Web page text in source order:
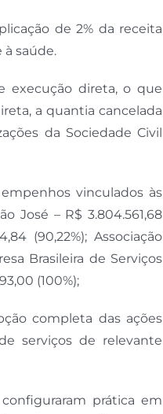
de 2% da receita
saúde.
execução direta, o que
a quantia cancelada
da Sociedade Civil
vinculados às
José – R$ 3.804.561,68
(90,22%); Associação
Brasileira de Serviços
(100%);
completa das ações
serviços de relevante
prática em